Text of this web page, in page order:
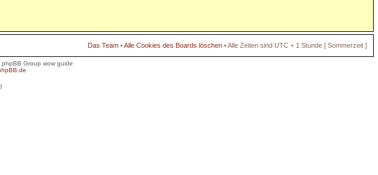
Das Team •Alle Cookies des Boards löschen • Alle Zeiten sind UTC + 1 Stunde [ Sommerzeit ]
Group wow guide